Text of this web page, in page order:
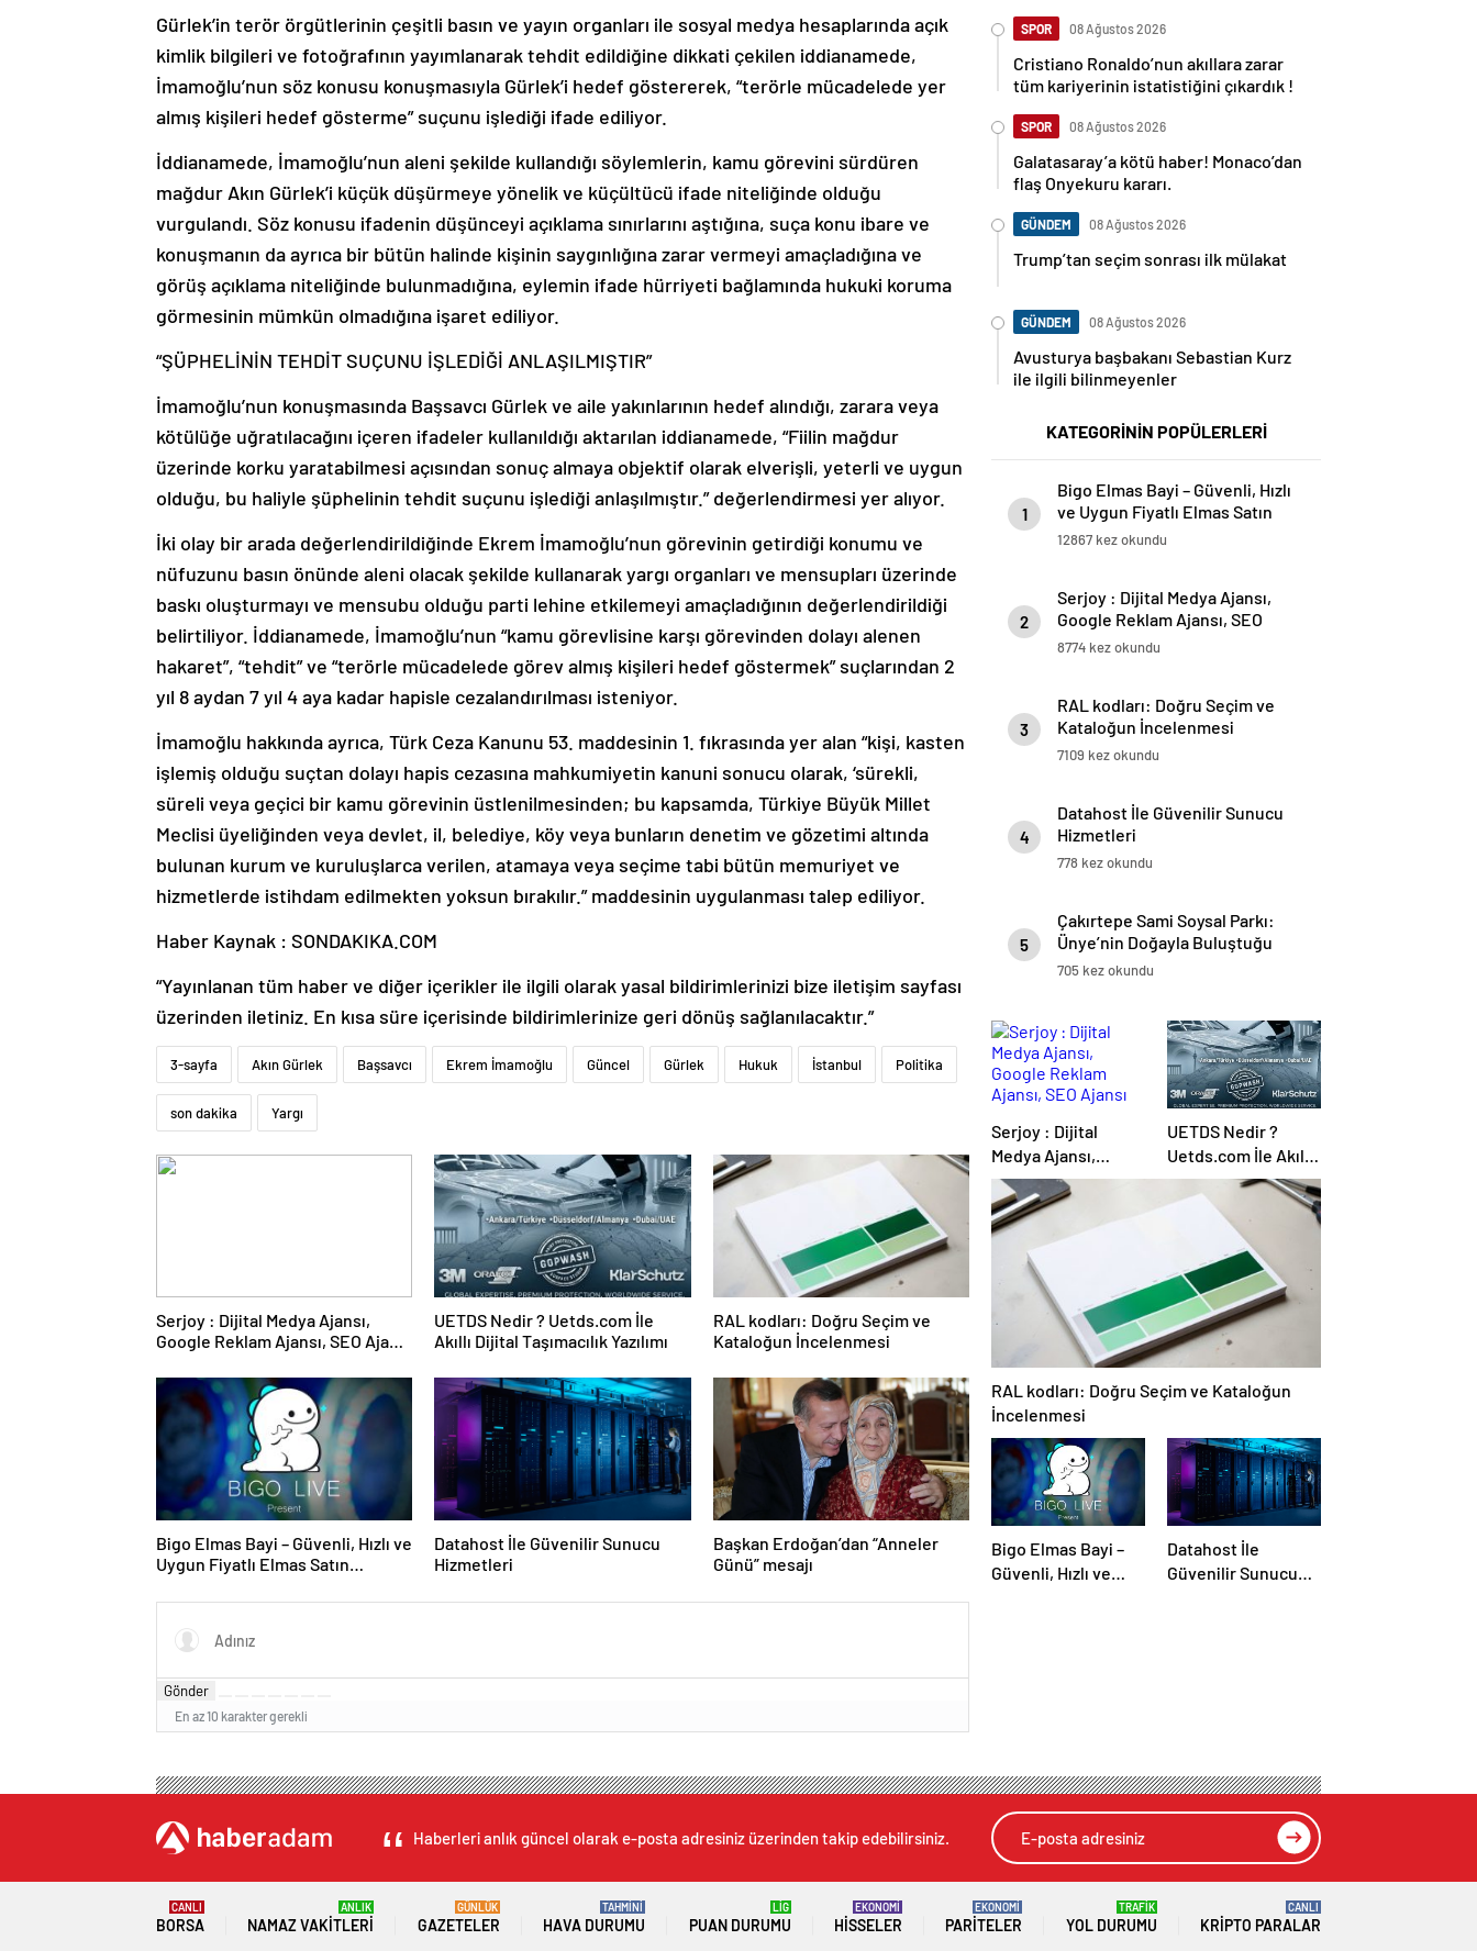
Gürlek’in terör örgütlerinin çeşitli basın ve yayın organları ile sosyal medya hesaplarında açık
kimlik bilgileri ve fotoğrafının yayımlanarak tehdit edildiğine dikkati çekilen iddianamede,
İmamoğlu’nun söz konusu konuşmasıyla Gürlek’i hedef göstererek, “terörle mücadelede yer
almış kişileri hedef gösterme” suçunu işlediği ifade ediliyor.
İddianamede, İmamoğlu’nun aleni şekilde kullandığı söylemlerin, kamu görevini sürdüren
mağdur Akın Gürlek’i küçük düşürmeye yönelik ve küçültücü ifade niteliğinde olduğu
vurgulandı. Söz konusu ifadenin düşünceyi açıklama sınırlarını aştığına, suça konu ibare ve
konuşmanın da ayrıca bir bütün halinde kişinin saygınlığına zarar vermeyi amaçladığına ve
görüş açıklama niteliğinde bulunmadığına, eylemin ifade hürriyeti bağlamında hukuki koruma
görmesinin mümkün olmadığına işaret ediliyor.
“ŞÜPHELİNİN TEHDİT SUÇUNU İŞLEDİĞİ ANLAŞILMIŞTIR”
İmamoğlu’nun konuşmasında Başsavcı Gürlek ve aile yakınlarının hedef alındığı, zarara veya
kötülüğe uğratılacağını içeren ifadeler kullanıldığı aktarılan iddianamede, “Fiilin mağdur
üzerinde korku yaratabilmesi açısından sonuç almaya objektif olarak elverişli, yeterli ve uygun
olduğu, bu haliyle şüphelinin tehdit suçunu işlediği anlaşılmıştır.” değerlendirmesi yer alıyor.
İki olay bir arada değerlendirildiğinde Ekrem İmamoğlu’nun görevinin getirdiği konumu ve
nüfuzunu basın önünde aleni olacak şekilde kullanarak yargı organları ve mensupları üzerinde
baskı oluşturmayı ve mensubu olduğu parti lehine etkilemeyi amaçladığının değerlendirildiği
belirtiliyor. İddianamede, İmamoğlu’nun “kamu görevlisine karşı görevinden dolayı alenen
hakaret”, “tehdit” ve “terörle mücadelede görev almış kişileri hedef göstermek” suçlarından 2
yıl 8 aydan 7 yıl 4 aya kadar hapisle cezalandırılması isteniyor.
İmamoğlu hakkında ayrıca, Türk Ceza Kanunu 53. maddesinin 1. fıkrasında yer alan “kişi, kasten
işlemiş olduğu suçtan dolayı hapis cezasına mahkumiyetin kanuni sonucu olarak, ‘sürekli,
süreli veya geçici bir kamu görevinin üstlenilmesinden; bu kapsamda, Türkiye Büyük Millet
Meclisi üyeliğinden veya devlet, il, belediye, köy veya bunların denetim ve gözetimi altında
bulunan kurum ve kuruluşlarca verilen, atamaya veya seçime tabi bütün memuriyet ve
hizmetlerde istihdam edilmekten yoksun bırakılır.” maddesinin uygulanması talep ediliyor.
Haber Kaynak : SONDAKIKA.COM
“Yayınlanan tüm haber ve diğer içerikler ile ilgili olarak yasal bildirimlerinizi bize iletişim sayfası
üzerinden iletiniz. En kısa süre içerisinde bildirimlerinize geri dönüş sağlanılacaktır.”
3-sayfa Akın Gürlek Başsavcı Ekrem İmamoğlu Güncel Gürlek Hukuk İstanbul Politika
son dakika Yargı
Serjoy : Dijital Medya Ajansı,
Google Reklam Ajansı, SEO Ajansı
UETDS Nedir ? Uetds.com İle
Akıllı Dijital Taşımacılık Yazılımı
RAL kodları: Doğru Seçim ve
Kataloğun İncelenmesi
Bigo Elmas Bayi – Güvenli, Hızlı ve
Uygun Fiyatlı Elmas Satın
Datahost İle Güvenilir Sunucu
Hizmetleri
Başkan Erdoğan’dan “Anneler
Günü” mesajı
Gönder
En az 10 karakter gerekli
SPOR 08 Ağustos 2026
Cristiano Ronaldo’nun akıllara zarar
tüm kariyerinin istatistiğini çıkardık !
SPOR 08 Ağustos 2026
Galatasaray’a kötü haber! Monaco’dan
flaş Onyekuru kararı.
GÜNDEM 08 Ağustos 2026
Trump’tan seçim sonrası ilk mülakat
GÜNDEM 08 Ağustos 2026
Avusturya başbakanı Sebastian Kurz
ile ilgili bilinmeyenler
KATEGORİNİN POPÜLERLERİ
1
Bigo Elmas Bayi – Güvenli, Hızlı
ve Uygun Fiyatlı Elmas Satın
Almanın Yeni Adresi
12867 kez okundu
2
Serjoy : Dijital Medya Ajansı,
Google Reklam Ajansı, SEO
Ajansı ve Web Tasarım Ajansı
8774 kez okundu
3
RAL kodları: Doğru Seçim ve
Kataloğun İncelenmesi
7109 kez okundu
4
Datahost İle Güvenilir Sunucu
Hizmetleri
778 kez okundu
5
Çakırtepe Sami Soysal Parkı:
Ünye’nin Doğayla Buluştuğu
Eşsiz Seyir Terası
705 kez okundu
Serjoy : Dijital
Medya Ajansı,
Google Reklam
Ajansı, SEO Ajansı
ve Web Tasarım
Ajansı
UETDS Nedir ?
Uetds.com İle Akıllı
Dijital Taşımacılık
Yazılımı
RAL kodları: Doğru Seçim ve Kataloğun
İncelenmesi
Bigo Elmas Bayi –
Güvenli, Hızlı ve
Datahost İle
Güvenilir Sunucu
Haberleri anlık güncel olarak e-posta adresiniz üzerinden takip edebilirsiniz.
BORSA
CANLI
NAMAZ VAKITLERI
ANLIK
GAZETELER
GÜNLÜK
HAVA DURUMU
TAHMİNİ
PUAN DURUMU
LİG
HISSELER
EKONOMİ
PARITELER
EKONOMİ
YOL DURUMU
TRAFİK
KRIPTO PARALAR
CANLI